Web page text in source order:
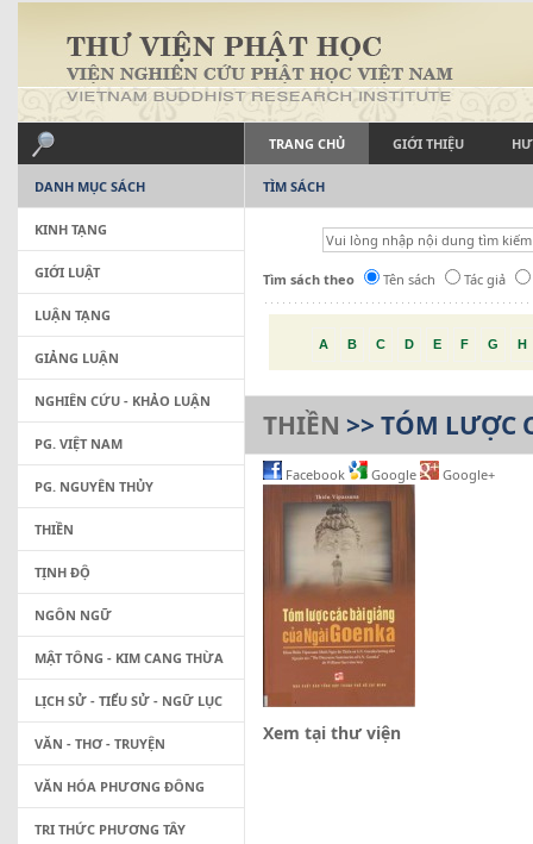
TRANG CHỦ GIỚI THIỆU
TÌM SÁCH
Tìm sách theo Tên sách Tác giả
A B C D E F G H
THIỀN >> TÓM LƯỢC
Facebook Google Google+
Xem tại thư viện
DANH MỤC SÁCH
KINH TẠNG
GIỚI LUẬT
LUẬN TẠNG
GIẢNG LUẬN
NGHIÊN CỨU - KHẢO LUẬN
PG. VIỆT NAM
PG. NGUYÊN THỦY
THIỀN
TỊNH ĐỘ
NGÔN NGỮ
MẬT TÔNG - KIM CANG THỪA
LỊCH SỬ - TIỂU SỬ - NGỮ LỤC
VĂN - THƠ - TRUYỆN
VĂN HÓA PHƯƠNG ĐÔNG
TRI THỨC PHƯƠNG TÂY